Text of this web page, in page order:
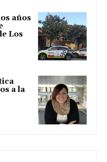
años
Los
a la